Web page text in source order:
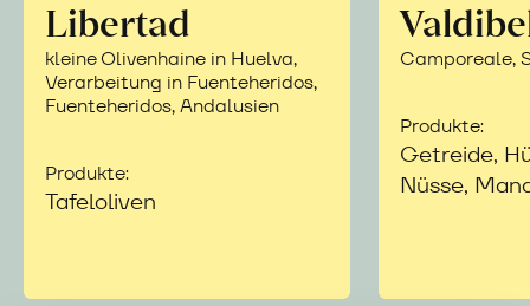
Libertad
kleine Olivenhaine in Huelva,
Verarbeitung in Fuenteheridos,
Fuenteheridos, Andalusien
Produkte:
Tafeloliven
Camporeale,
Produkte:
Getreide,
Nüsse,